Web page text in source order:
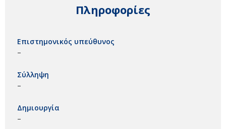
Πληροφορίες
Επιστημονικός υπεύθυνος
–
Σύλληψη
–
Δημιουργία
–